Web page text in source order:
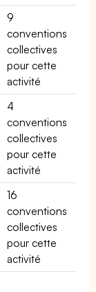
9
conventions
collectives
pour cette
activité
4
conventions
collectives
pour cette
activité
16
conventions
collectives
pour cette
activité